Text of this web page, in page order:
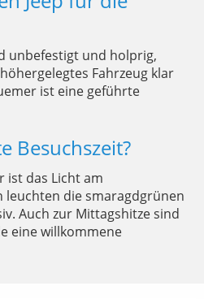
unbefestigt und holprig,
Fahrzeug klar
ist eine geführte
Besuchszeit?
ist das Licht am
die smaragdgrünen
Auch zur Mittagshitze sind
eine willkommene